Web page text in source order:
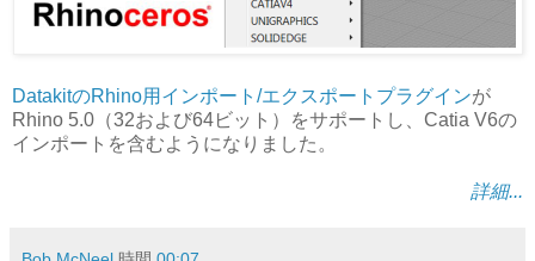
DatakitのRhino用インポート/エクスポートプラグインが
Rhino 5.0（32および64ビット）をサポートし、Catia V6の
インポートを含むようになりました。
詳細...